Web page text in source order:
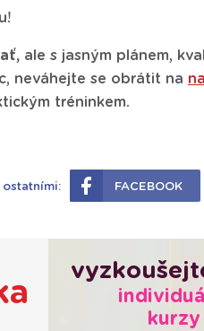
ale s jasným plánem,
neváhejte se obrátit na
tréninkem.
FACEBOOK
kurzy